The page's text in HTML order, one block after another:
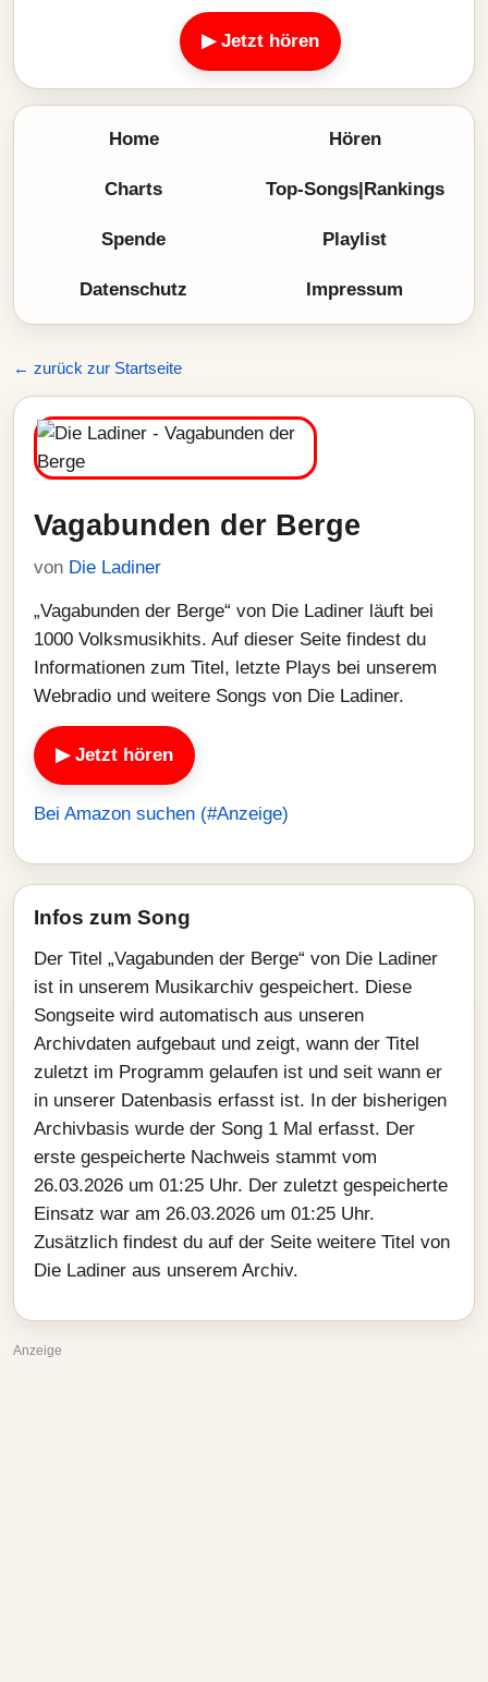
▶ Jetzt hören
Home Hören
Charts Top-Songs|Rankings
Spende Playlist
Datenschutz Impressum
← zurück zur Startseite
Vagabunden der Berge
von Die Ladiner
„Vagabunden der Berge“ von Die Ladiner läuft bei
1000 Volksmusikhits. Auf dieser Seite findest du
Informationen zum Titel, letzte Plays bei unserem
Webradio und weitere Songs von Die Ladiner.
▶ Jetzt hören
Bei Amazon suchen (#Anzeige)
Infos zum Song
Der Titel „Vagabunden der Berge“ von Die Ladiner
ist in unserem Musikarchiv gespeichert. Diese
Songseite wird automatisch aus unseren
Archivdaten aufgebaut und zeigt, wann der Titel
zuletzt im Programm gelaufen ist und seit wann er
in unserer Datenbasis erfasst ist. In der bisherigen
Archivbasis wurde der Song 1 Mal erfasst. Der
erste gespeicherte Nachweis stammt vom
26.03.2026 um 01:25 Uhr. Der zuletzt gespeicherte
Einsatz war am 26.03.2026 um 01:25 Uhr.
Zusätzlich findest du auf der Seite weitere Titel von
Die Ladiner aus unserem Archiv.
Anzeige